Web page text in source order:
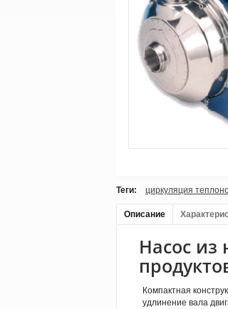
Теги: циркуляция
Описание
Насос
Компактная
удлинение вала